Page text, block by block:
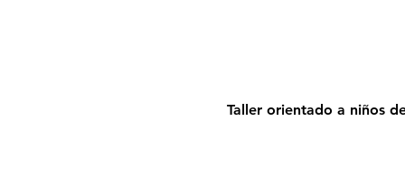
Taller orientado a niños